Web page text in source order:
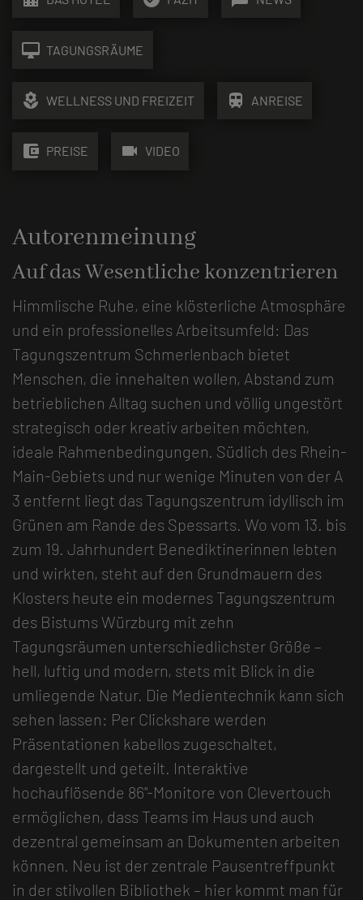
desktop_mac TAGUNGSRÄUME
local_florist WELLNESS UND FREIZEIT train ANREISE
account_balance_wallet PREISE videocam VIDEO
Autorenmeinung
Auf das Wesentliche konzentrieren
Himmlische Ruhe, eine klösterliche Atmosphäre
und ein professionelles Arbeitsumfeld: Das
Tagungszentrum Schmerlenbach bietet
Menschen, die innehalten wollen, Abstand zum
betrieblichen Alltag suchen und völlig ungestört
strategisch oder kreativ arbeiten möchten,
ideale Rahmenbedingungen. Südlich des Rhein-
Main-Gebiets und nur wenige Minuten von der A
3 entfernt liegt das Tagungszentrum idyllisch im
Grünen am Rande des Spessarts. Wo vom 13. bis
zum 19. Jahrhundert Benediktinerinnen lebten
und wirkten, steht auf den Grundmauern des
Klosters heute ein modernes Tagungszentrum
des Bistums Würzburg mit zehn
Tagungsräumen unterschiedlichster Größe –
hell, luftig und modern, stets mit Blick in die
umliegende Natur. Die Medientechnik kann sich
sehen lassen: Per Clickshare werden
Präsentationen kabellos zugeschaltet,
dargestellt und geteilt. Interaktive
hochauflösende 86"-Monitore von Clevertouch
ermöglichen, dass Teams im Haus und auch
dezentral gemeinsam an Dokumenten arbeiten
können. Neu ist der zentrale Pausentreffpunkt
in der stilvollen Bibliothek – hier kommt man für